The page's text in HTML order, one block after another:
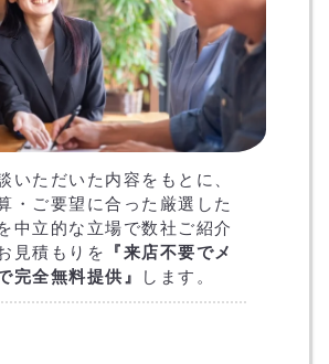
いただいた内容をもとに、
・ご要望に合った厳選した
中立的な立場で数社ご紹介
見積もりを
『来店不要でメ
完全無料提供』
します。